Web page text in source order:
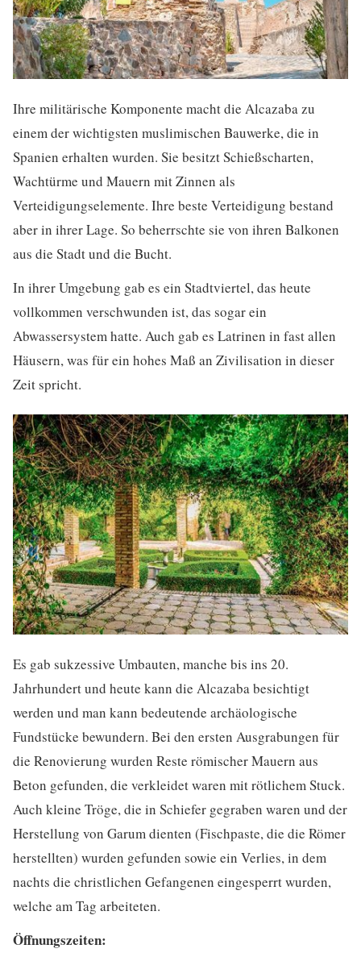
Ihre militärische Komponente macht die Alcazaba zu
einem der wichtigsten muslimischen Bauwerke, die in
Spanien erhalten wurden. Sie besitzt Schießscharten,
Wachtürme und Mauern mit Zinnen als
Verteidigungselemente. Ihre beste Verteidigung bestand
aber in ihrer Lage. So beherrschte sie von ihren Balkonen
aus die Stadt und die Bucht.
In ihrer Umgebung gab es ein Stadtviertel, das heute
vollkommen verschwunden ist, das sogar ein
Abwassersystem hatte. Auch gab es Latrinen in fast allen
Häusern, was für ein hohes Maß an Zivilisation in dieser
Zeit spricht.
Es gab sukzessive Umbauten, manche bis ins 20.
Jahrhundert und heute kann die Alcazaba besichtigt
werden und man kann bedeutende archäologische
Fundstücke bewundern. Bei den ersten Ausgrabungen für
die Renovierung wurden Reste römischer Mauern aus
Beton gefunden, die verkleidet waren mit rötlichem Stuck.
Auch kleine Tröge, die in Schiefer gegraben waren und der
Herstellung von Garum dienten (Fischpaste, die die Römer
herstellten) wurden gefunden sowie ein Verlies, in dem
nachts die christlichen Gefangenen eingesperrt wurden,
welche am Tag arbeiteten.
Öffnungszeiten: